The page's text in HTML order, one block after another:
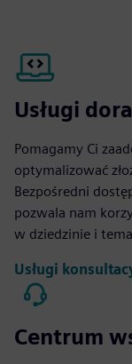
Usługi
Pomagamy Ci
optymalizować
Bezpośredni
pozwala nam
w dziedzinie i
Usługi
Centrum